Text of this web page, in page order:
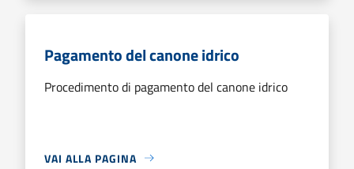
Pagamento del canone idrico
Procedimento di pagamento del canone idrico
VAI ALLA PAGINA